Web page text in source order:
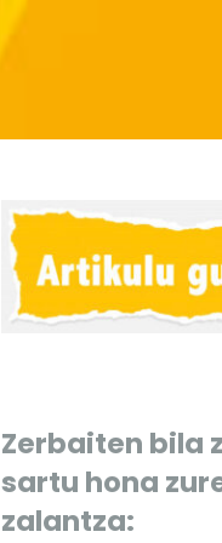
Zerbaiten bila
sartu hona
zalantza: